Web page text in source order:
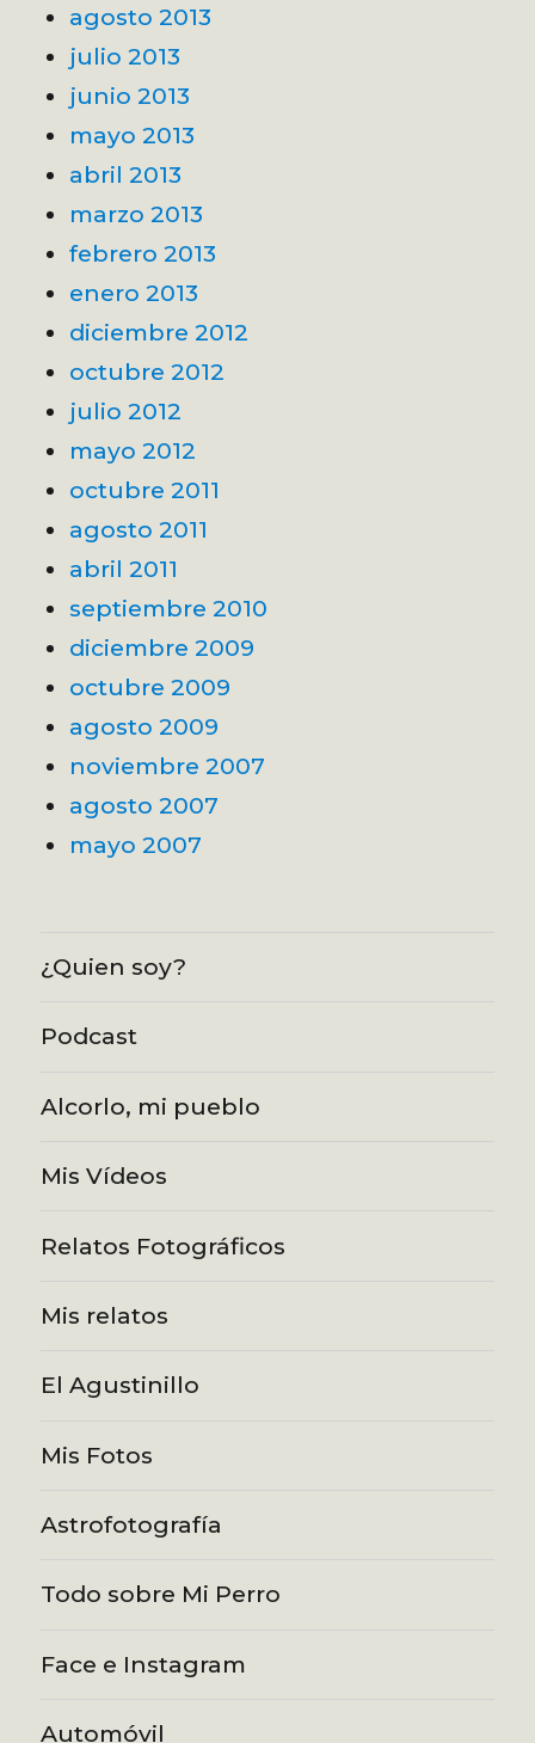
agosto 2013
julio 2013
junio 2013
mayo 2013
abril 2013
marzo 2013
febrero 2013
enero 2013
diciembre 2012
octubre 2012
julio 2012
mayo 2012
octubre 2011
agosto 2011
abril 2011
septiembre 2010
diciembre 2009
octubre 2009
agosto 2009
noviembre 2007
agosto 2007
mayo 2007
¿Quien soy?
Podcast
Alcorlo, mi pueblo
Mis Vídeos
Relatos Fotográficos
Mis relatos
El Agustinillo
Mis Fotos
Astrofotografía
Todo sobre Mi Perro
Face e Instagram
Automóvil